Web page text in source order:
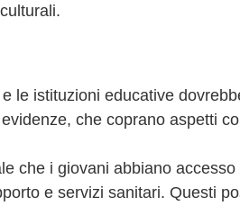
le istituzioni educative
che coprano aspetti
che i giovani abbiano
e servizi sanitari. Questi